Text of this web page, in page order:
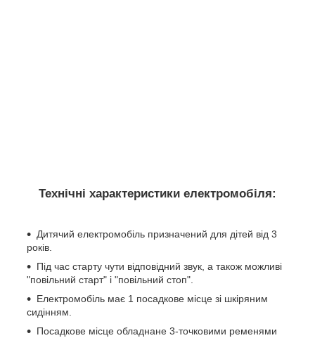
Технічні характеристики електромобіля:
Дитячий електромобіль призначений для дітей від 3
років.
Під час старту чути відповідний звук, а також можливі
"повільний старт" і "повільний стоп".
Електромобіль має 1 посадкове місце зі шкіряним
сидінням.
Посадкове місце обладнане 3-точковими ременями